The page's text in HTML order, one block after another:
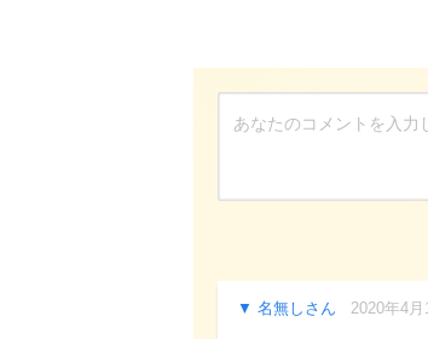
名無しさん 2020年4